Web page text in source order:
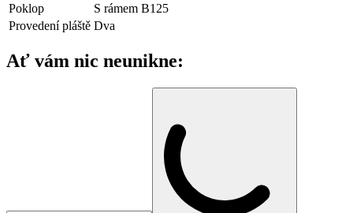
Poklop
S rámem B125
Provedení pláště Dva
Ať vám nic neunikne: